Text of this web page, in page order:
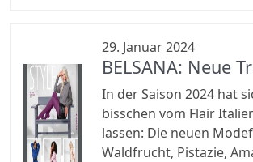
29. Januar 2024
BELSANA: Neue
In der Saison 2024 hat
bisschen vom Flair
lassen: Die neuen
Waldfrucht, Pistazie,